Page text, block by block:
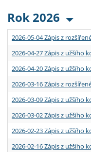
Rok 2026
2026-05-04 Zápis z
2026-04-27 Zápis z užšího
2026-04-20 Zápis z užšího
2026-03-16 Zápis z
2026-03-09 Zápis z užšího
2026-03-02 Zápis z užšího
2026-02-23 Zápis z užšího
2026-02-16 Zápis z užšího